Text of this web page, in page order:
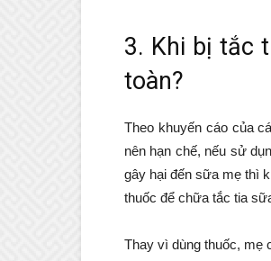
3. Khi bị tắc
toàn?
Theo khuyến cáo của
nên hạn chế, nếu sử
gây hại đến sữa mẹ thì
thuốc để chữa tắc tia
Thay vì dùng thuốc, mẹ